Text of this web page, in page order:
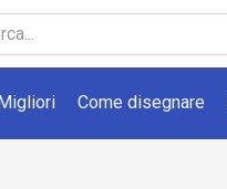
Come disegnare